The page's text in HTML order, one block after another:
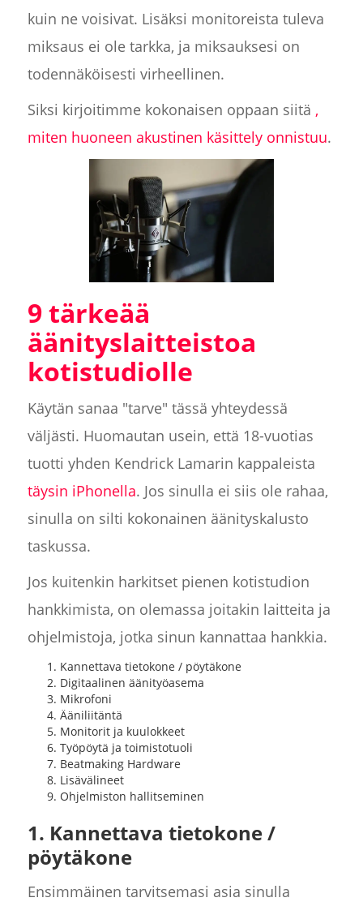
kuin ne voisivat. Lisäksi monitoreista tuleva
miksaus ei ole tarkka, ja miksauksesi on
todennäköisesti virheellinen.
Siksi kirjoitimme kokonaisen oppaan siitä ,
miten huoneen akustinen käsittely onnistuu.
9 tärkeää
äänityslaitteistoa
kotistudiolle
Käytän sanaa "tarve" tässä yhteydessä
väljästi. Huomautan usein, että 18-vuotias
tuotti yhden Kendrick Lamarin kappaleista
täysin iPhonella. Jos sinulla ei siis ole rahaa,
sinulla on silti kokonainen äänityskalusto
taskussa.
Jos kuitenkin harkitset pienen kotistudion
hankkimista, on olemassa joitakin laitteita ja
ohjelmistoja, jotka sinun kannattaa hankkia.
Kannettava tietokone / pöytäkone
Digitaalinen äänityöasema
Mikrofoni
Ääniliitäntä
Monitorit ja kuulokkeet
Työpöytä ja toimistotuoli
Beatmaking Hardware
Lisävälineet
Ohjelmiston hallitseminen
1. Kannettava tietokone /
pöytäkone
Ensimmäinen tarvitsemasi asia sinulla